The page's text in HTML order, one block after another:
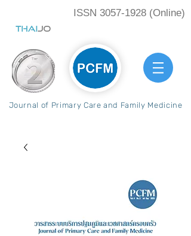
ISSN 3057-1928 (Online)
Journal of Primary Care and Family Medicine